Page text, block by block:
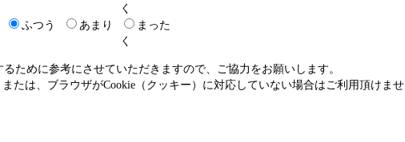
く
ふつう あまり
まった
く
ために参考にさせていただきますので、ご協力をお願いします。
たは、ブラウザがCookie（クッキー）に対応していない場合はご利用頂けませ